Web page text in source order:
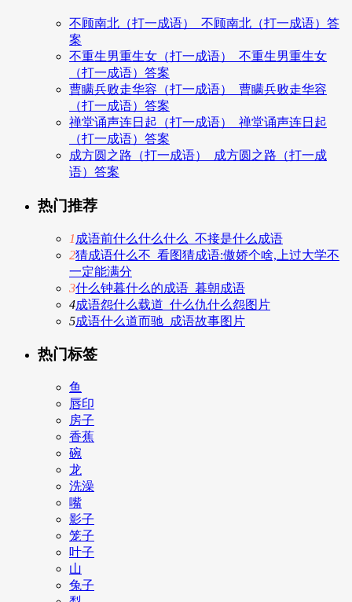
不顾南北（打一成语）_不顾南北（打一成语）答
案
不重生男重生女（打一成语）_不重生男重生女
（打一成语）答案
曹瞒兵败走华容（打一成语）_曹瞒兵败走华容
（打一成语）答案
禅堂诵声连日起（打一成语）_禅堂诵声连日起
（打一成语）答案
成方圆之路（打一成语）_成方圆之路（打一成
语）答案
热门推荐
1 成语前什么什么什么_不接是什么成语
2猜成语什么不_看图猜成语:傲娇个啥,上过大学不
一定能满分
3什么钟暮什么的成语_暮朝成语
4成语怨什么载道_什么仇什么怨图片
5成语什么道而驰_成语故事图片
热门标签
鱼
唇印
房子
香蕉
碗
龙
洗澡
嘴
影子
笼子
叶子
山
兔子